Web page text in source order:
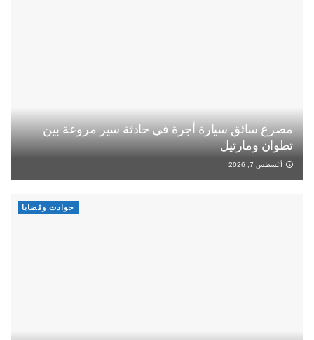
مصرع سائق سيارة أجرة في حادثة سير مروعة بين
تطوان ومارتيل
أغسطس 7, 2026
حوادث وقضايا